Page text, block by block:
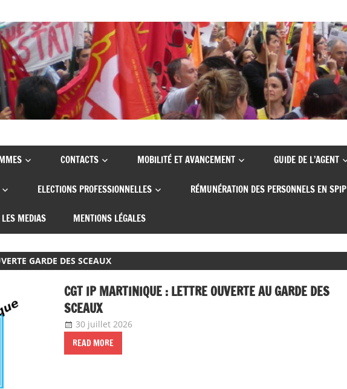
CONTACTS MOBILITÉ ET AVANCEMENT GUIDE DE L’AGENT
ELECTIONS PROFESSIONNELLES RÉMUNÉRATION DES PERSONNELS EN SPIP
MEDIAS MENTIONS LÉGALES
GARDE DES SCEAUX
CGT IP MARTINIQUE : LETTRE OUVERTE AU GARDE DES
SCEAUX
30 juillet 2026
READ MORE